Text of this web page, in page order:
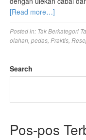
[Read more…]
Posted in: Tak Berkategori
olahan, pedas, Praktis,
Search
Pos-pos